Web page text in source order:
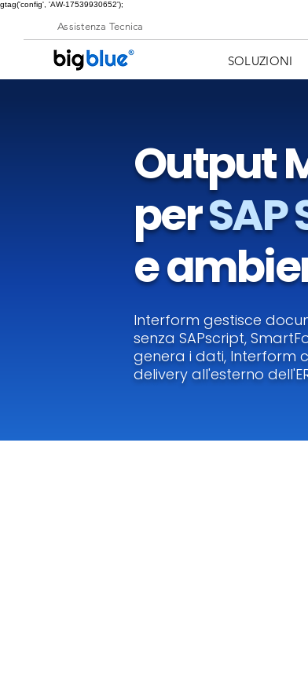
gtag('config', 'AW-17539930652');
Assistenza Tecnica
SOLUZIONI
Output
perSAP
e
Interform gestisce
senza SAPscript,
genera i dati, Interform
delivery all'esterno